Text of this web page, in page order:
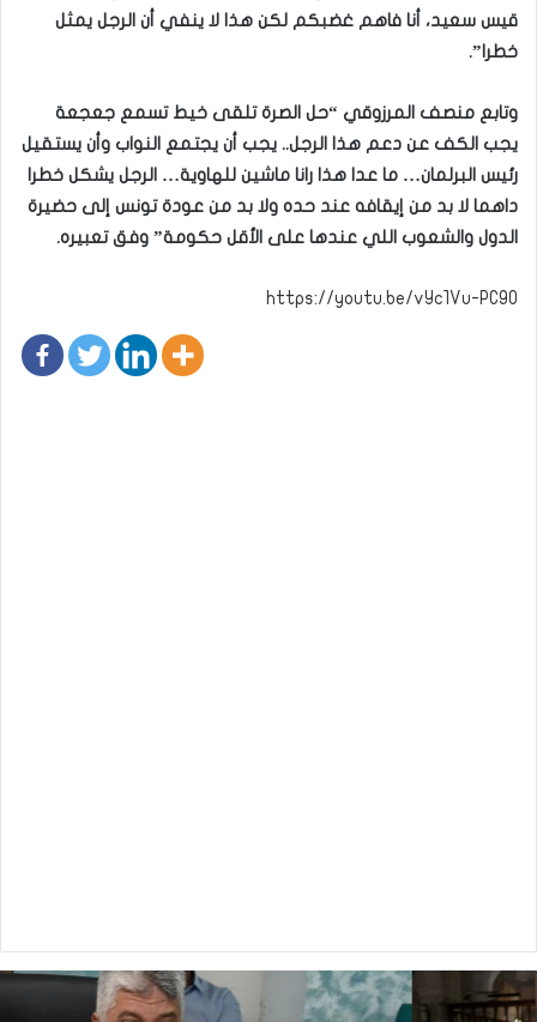
قيس سعيد، أنا فاهم غضبكم لكن هذا لا ينفي أن الرجل يمثل
خطرا”.
وتابع منصف المرزوقي “حل الصرة تلقى خيط تسمع جعجعة
يجب الكف عن دعم هذا الرجل.. يجب أن يجتمع النواب وأن يستقيل
رئيس البرلمان… ما عدا هذا رانا ماشين للهاوية… الرجل يشكل خطرا
داهما لا بد من إيقافه عند حده ولا بد من عودة تونس إلى حضيرة
الدول والشعوب اللي عندها على الأقل حكومة” وفق تعبيره.
https://youtu.be/vYc1Vu-PC90